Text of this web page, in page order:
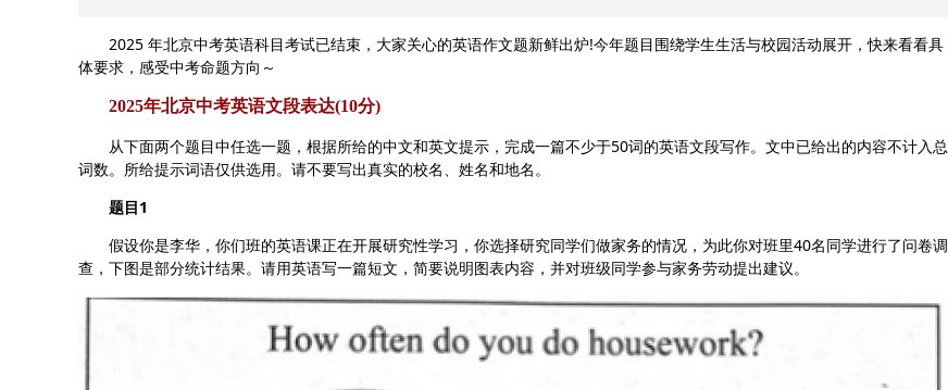
2025 年北京中考英语科目考试已结束，大家关心的英语作文题新鲜出炉!今年题目围绕学生生活与校园活动展开，快来看看具
体要求，感受中考命题方向～
2025年北京中考英语文段表达(10分)
从下面两个题目中任选一题，根据所给的中文和英文提示，完成一篇不少于50词的英语文段写作。文中已给出的内容不计入总
词数。所给提示词语仅供选用。请不要写出真实的校名、姓名和地名。
题目1
假设你是李华，你们班的英语课正在开展研究性学习，你选择研究同学们做家务的情况，为此你对班里40名同学进行了问卷调
查，下图是部分统计结果。请用英语写一篇短文，简要说明图表内容，并对班级同学参与家务劳动提出建议。